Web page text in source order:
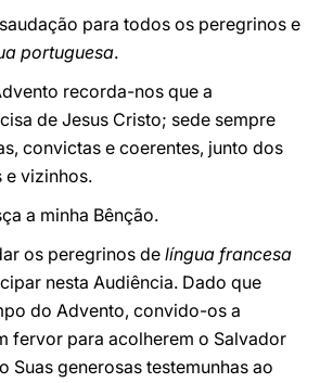
para todos os peregrinos e
portuguesa.
recorda-nos que a
de Jesus Cristo; sede sempre
convictas e coerentes, junto dos
e vizinhos.
a minha Bênção.
os peregrinos de língua francesa
nesta Audiência. Dado que
do Advento, convido-os a
fervor para acolherem o Salvador
Suas generosas testemunhas ao